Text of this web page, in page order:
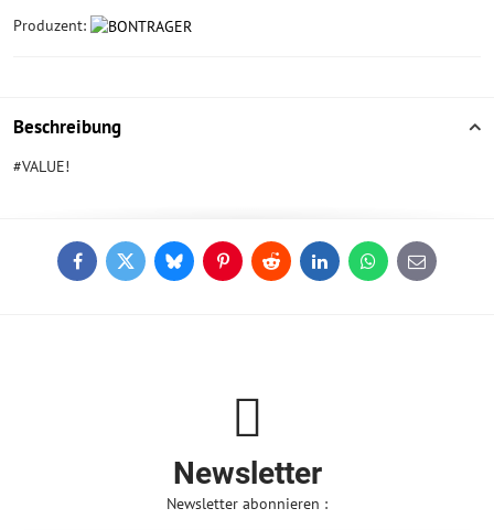
Produzent:
Beschreibung
#VALUE!
FacebookTwitterBlueskyPinterestReddit LinkedInWhatsApp
E-
mail
Newsletter
Newsletter abonnieren :